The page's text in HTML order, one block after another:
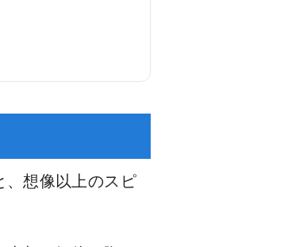
、想像以上のスピ